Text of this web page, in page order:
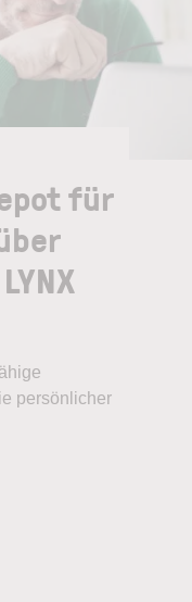
für
persönlicher